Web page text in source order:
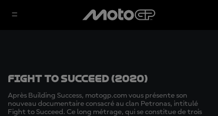
Fight to succeed (2020)
Après Building Success, motogp.com vous présente son
nouveau documentaire consacré au clan Petronas, intitulé
Fight to Succeed. Ce long métrage, qui se constitue de trois